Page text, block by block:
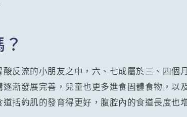
反流的小朋友之中，六、七成屬於三、四個
漸發展完善，兒童也更多進食固體食物，以
括約肌的發育得更好，腹腔內的食道長度也